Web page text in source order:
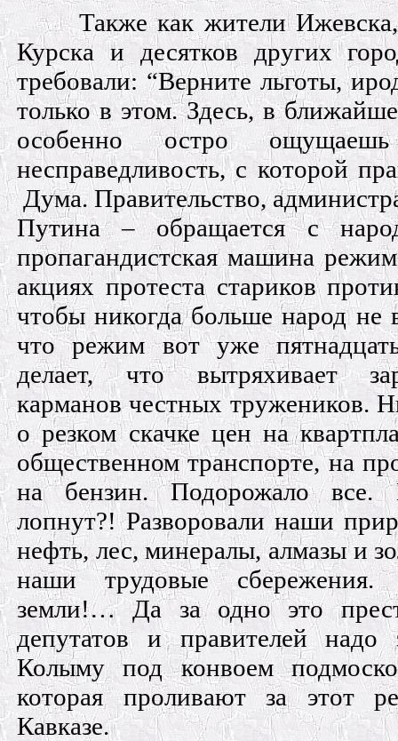
Также как жители
Курска и десятков других
требовали: “Верните льготы,
только в этом. Здесь, в
особенно остро
несправедливость, с которой
Дума. Правительство,
Путина – обращается с
пропагандистская машина
акциях протеста стариков
чтобы никогда больше народ не
что режим вот уже
делает, что вытряхивает
карманов честных тружеников.
о резком скачке цен на
общественном транспорте, на
на бензин. Подорожало
лопнут?! Разворовали наши
нефть, лес, минералы, алмазы и
наши трудовые сбережения.
земли!… Да за одно это
депутатов и правителей надо
Колыму под конвоем
которая проливают за этот
Кавказе.